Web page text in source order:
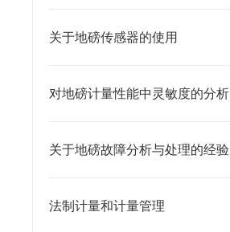
关于地磅传感器的使用
对地磅计量性能中灵敏度的分析
关于地磅故障分析与处理的经验
法制计量和计量管理